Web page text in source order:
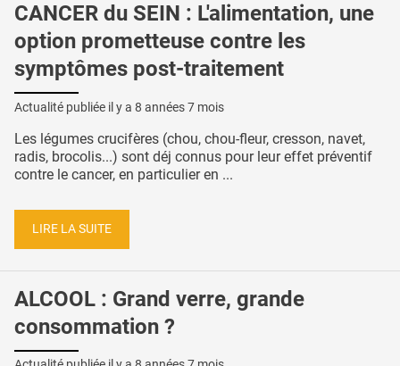
CANCER du SEIN : L'alimentation, une
option prometteuse contre les
symptômes post-traitement
Actualité publiée il y a 8 années 7 mois
Les légumes crucifères (chou, chou-fleur, cresson, navet,
radis, brocolis...) sont déj connus pour leur effet préventif
contre le cancer, en particulier en ...
LIRE LA SUITE
ALCOOL : Grand verre, grande
consommation ?